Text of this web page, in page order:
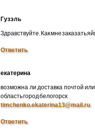
Гузэль
Здравствуйте. Как мне заказать
Ответить
екатерина
возможна ли доставка почтой
область город белогорск
timchenko.ekaterina13@mail.ru
Ответить